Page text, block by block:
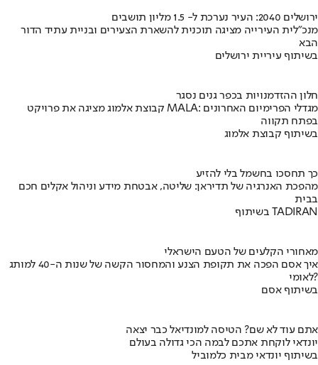
ירושלים 2040: העיר נערכת ל- 1.5 מליון תושבים
מנכ"לית העירייה מציגה תוכנית להשארת הצעירים ובניית עתיד הדור
הבא
בשיתוף עיריית ירושלים
חלון ההזדמנויות בכפר גנים נסגר
קבוצת אלמוג מציגה את פרויקט MALA: מגדלי הפרימיום האחרונים
בפתח תקווה
בשיתוף קבוצת אלמוג
כך תחסכו בחשמל בלי להזיע
מהפכת האנרגיה של תדיראן: שליטה, אבטחת מידע וניהול אקלים חכם
בבית
בשיתוף TADIRAN
מאחורי הקלעים של הטעם הישראלי
איך אסם הפכה את תקופת הצנע והמחסור הקשה של שנות ה-40 למותג
לאומי?
בשיתוף אסם
אתם עוד לא שם? הטיסה למונדיאל כבר יצאה
יונדאי לוקחת אתכם לבמה הכי גדולה בעולם
בשיתוף יונדאי מבית כלמוביל